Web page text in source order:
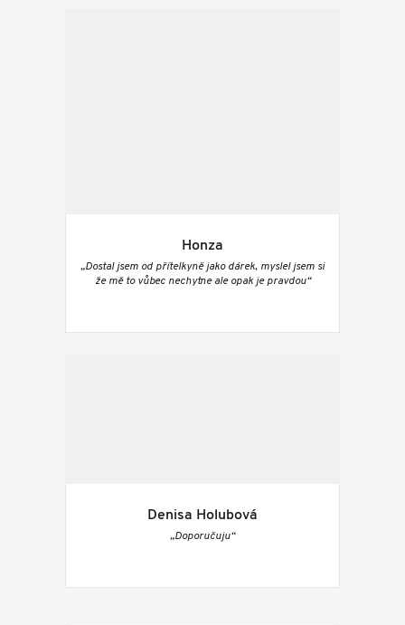
Honza
„Dostal jsem od přítelkyně jako dárek, myslel jsem si
že mě to vůbec nechytne ale opak je pravdou“
Denisa Holubová
„Doporučuju“